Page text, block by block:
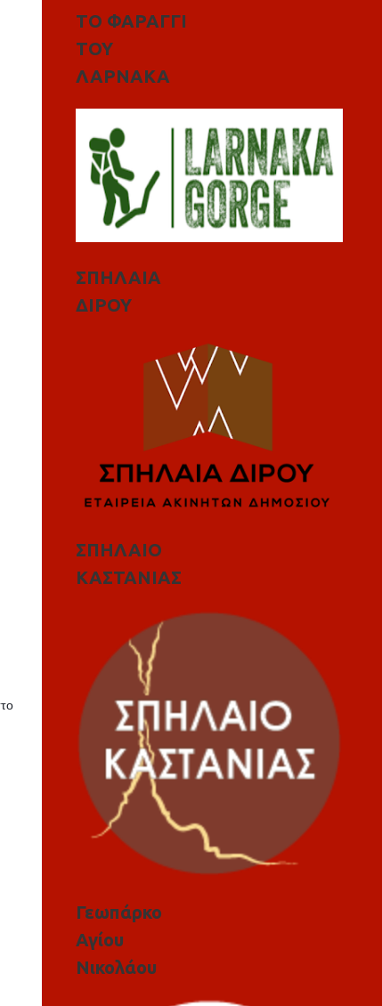
ΤΟ ΦΑΡΑΓΓΙ
ΤΟΥ
ΛΑΡΝΑΚΑ
ΣΠΗΛΑΙΑ
ΔΙΡΟΥ
ΣΠΗΛΑΙΟ
ΚΑΣΤΑΝΙΑΣ
Γεωπάρκο
Αγίου
Νικολάου